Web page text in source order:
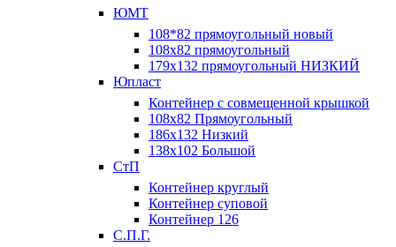
ЮМТ
108*82 прямоугольный новый
108х82 прямоугольный
179х132 прямоугольный НИЗКИЙ
Юпласт
Контейнер с совмещенной крышкой
108х82 Прямоугольный
186х132 Низкий
138х102 Большой
СтП
Контейнер круглый
Контейнер суповой
Контейнер 126
С.П.Г.